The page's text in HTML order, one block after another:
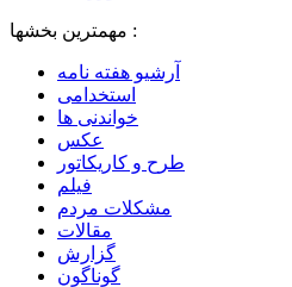
مهمترین بخشها :
آرشیو هفته نامه
استخدامی
خواندنی ها
عکس
طرح و کاریکاتور
فیلم
مشکلات مردم
مقالات
گزارش
گوناگون